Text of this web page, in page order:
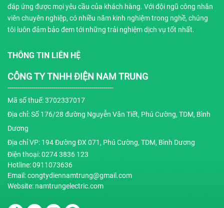
đáp ứng được mọi yêu cầu của khách hàng. Với đội ngũ công nhân
viên chuyên nghiệp, có nhiều năm kinh nghiệm trong nghề, chúng
tôi luôn đảm bảo đem tới những trải nghiệm dịch vụ tốt nhất.
THÔNG TIN LIÊN HỆ
CÔNG TY TNHH ĐIỆN NAM TRUNG
-----------------------------------------------------
Mã số thuế: 3702337017
Địa chỉ: Số 176/28 đường Nguyễn Văn Tiết, Phú Cường, TDM, Bình
Dương
Địa chỉ VP: 194 Đường ĐX 071, Phú Cường, TDM, Bình Dương
Điện thoại: 0274 3836 123
Hotline: 0911073636
Email: congtydiennamtrung@gmail.com
Website: namtrungelectric.com